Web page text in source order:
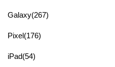
Galaxy(267)
Pixel(176)
iPad(54)